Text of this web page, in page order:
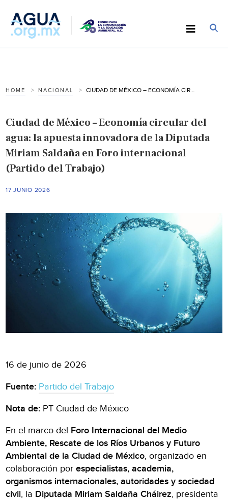
HOME NACIONAL
Ciudad de México – Economía circular del
agua: la apuesta innovadora de la Diputada
Miriam Saldaña en Foro internacional
(Partido del Trabajo)
17 JUNIO 2026
16 de junio de 2026
Fuente: Partido del Trabajo
Nota de: PT Ciudad de México
En el marco del Foro Internacional del Medio
Ambiente, Rescate de los Ríos Urbanos y Futuro
Ambiental de la Ciudad de México, organizado en
colaboración porespecialistas, academia,
organismos internacionales, autoridades y sociedad
civil, la Diputada Miriam Saldaña Cháirez, presidenta